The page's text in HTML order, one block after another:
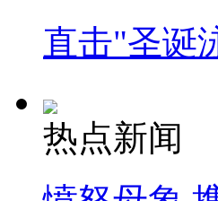
直击"圣诞
热点新闻